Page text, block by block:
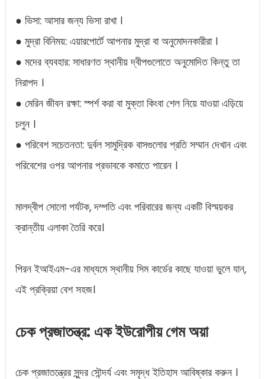
● ভিসা: আসার জন্য ভিসা রাখা ।
● মুদ্রা বিনিময়: এয়ারপোর্টে আপনার মুদ্রা বা অনুমোদনকারীরা ।
● মদের ব্যবহার: সাধারণত স্থানীয় দ্বীপগুলোতে অনুমোদিত কিন্তু তা
নিরাপদ ।
● মেরিন জীবন রক্ষা: স্পর্শ করা বা মুক্তা কিংবা শেল নিয়ে যাওয়া এড়িয়ে
চলুন ।
● পরিবেশ সচেতনতা: দুর্বল সামুদ্রিক বাসগুলোর প্রতি সম্মান দেখান এবং
পরিবেশের ওপর আপনার প্রভাবকে কমাতে পারেন ।
মালদ্বীপ সোলো পর্যটক, দম্পতি এবং পরিবারের জন্য একটি বিস্ময়কর
ক্রান্তীয় এলাকা তৈরি করে।
পিরন ইআইএম-এর মাধ্যমে স্থানীয় সিম কার্ডের কাছে যাওয়া ভুলে যান,
এই প্রক্রিয়া বেশ সহজ।
চেক প্রজাতন্ত্র: এক ইউরোপীয় গেম অয়া
চেক প্রজাতন্ত্রের সুন্দর সৌন্দর্য এবং সমৃদ্ধ ইতিহাস আবিষ্কার করুন ।